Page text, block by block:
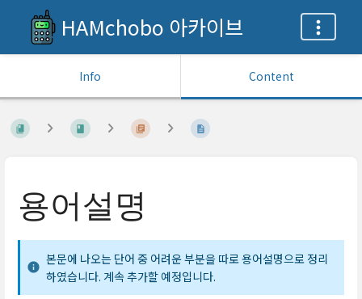
HAMchobo 아카이브
Info Content
용어설명
본문에 나오는 단어 중 어려운 부분을 따로 용어설명으로 정리
하였습니다. 계속 추가할 예정입니다.